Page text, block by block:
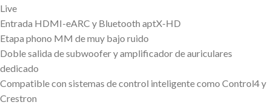
Live
Entrada HDMI-eARC y Bluetooth aptX-HD
Etapa phono MM de muy bajo ruido
Doble salida de subwoofer y amplificador de auriculares
dedicado
Compatible con sistemas de control inteligente como Control4 y
Crestron